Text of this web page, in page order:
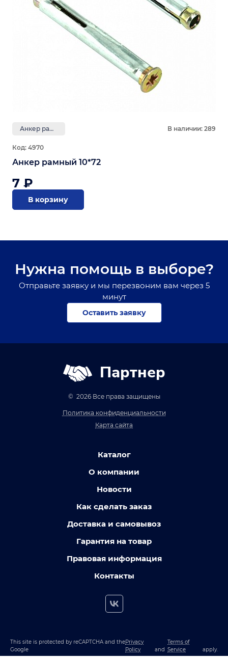
Анкер рамный В наличии: 289
Код: 4970
Анкер рамный 10*72
7 ₽
В корзину
Нужна помощь в выборе?
Отправьте заявку и мы перезвоним вам через 5
минут
Оставить заявку
Партнер
© 2026 Все права защищены
Политика конфиденциальности
Карта сайта
Каталог
О компании
Новости
Как сделать заказ
Доставка и самовывоз
Гарантия на товар
Правовая информация
Контакты
This site is protected by reCAPTCHA and the
Google
Privacy
Policy
and
Terms of
Service
apply.